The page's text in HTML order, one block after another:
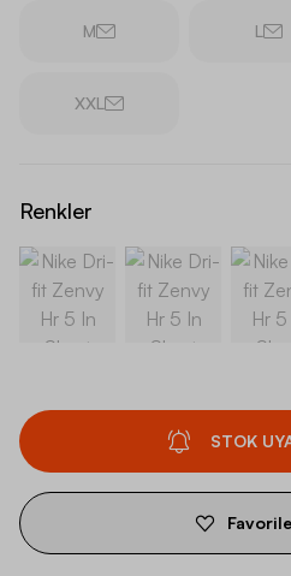
M L
XXL
Renkler
STOK